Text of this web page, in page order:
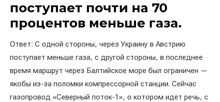
поступает почти на 70
процентов меньше газа.
Ответ: С одной стороны, через Украину в Австрию
поступает меньше газа, с другой стороны, в последнее
время маршрут через Балтийское море был ограничен —
якобы из-за поломки компрессорной станции. Сейчас
газопровод «Северный поток-1», о котором идёт речь, с